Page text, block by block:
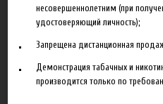
Ароматизаторы Xian Taima в
Поступление ароматизаторов
Новинка. Новые наборы в
несовершеннолетним (при
удостоверяющий личность);
Запрещена дистанционная
Демонстрация табачных и
производится только по